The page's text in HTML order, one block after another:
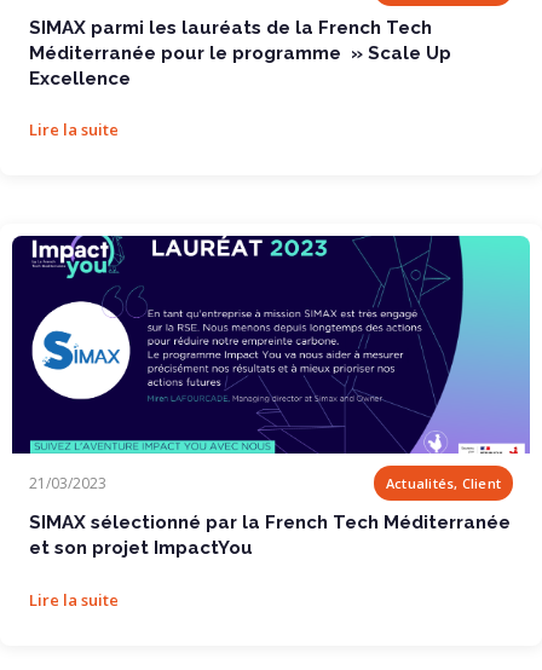
SIMAX parmi les lauréats de la French Tech
Méditerranée pour le programme » Scale Up
Excellence
Lire la suite
21/03/2023 Actualités, Client
SIMAX sélectionné par la French Tech Méditerranée
et son projet ImpactYou
Lire la suite